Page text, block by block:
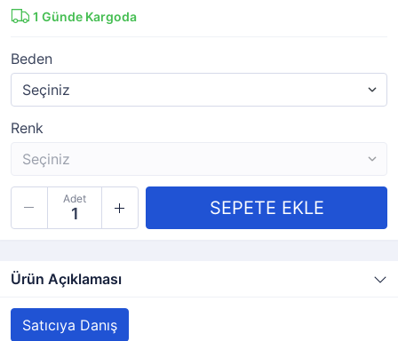
1 Günde Kargoda
Beden
Renk
Adet
Ürün Açıklaması
Satıcıya Danış